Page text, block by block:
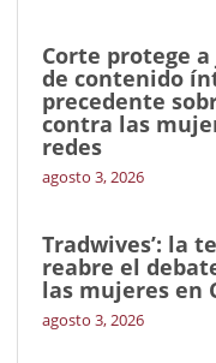
Corte protege
de contenido
precedente
contra las
redes
agosto 3, 2026
Tradwives’: la
reabre el
las mujeres en
agosto 3, 2026